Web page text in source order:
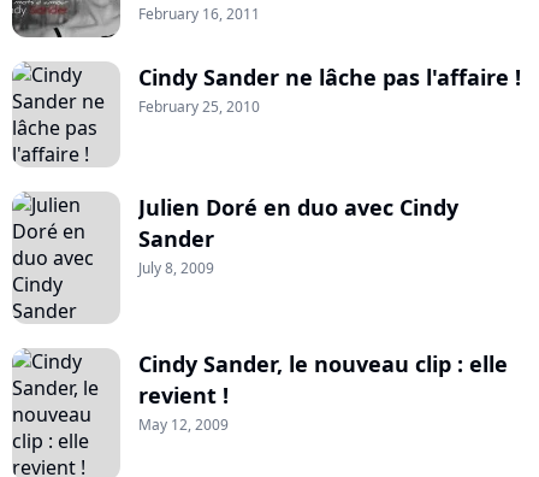
February 16, 2011
Cindy Sander ne lâche pas l'affaire !
February 25, 2010
Julien Doré en duo avec Cindy
Sander
July 8, 2009
Cindy Sander, le nouveau clip : elle
revient !
May 12, 2009